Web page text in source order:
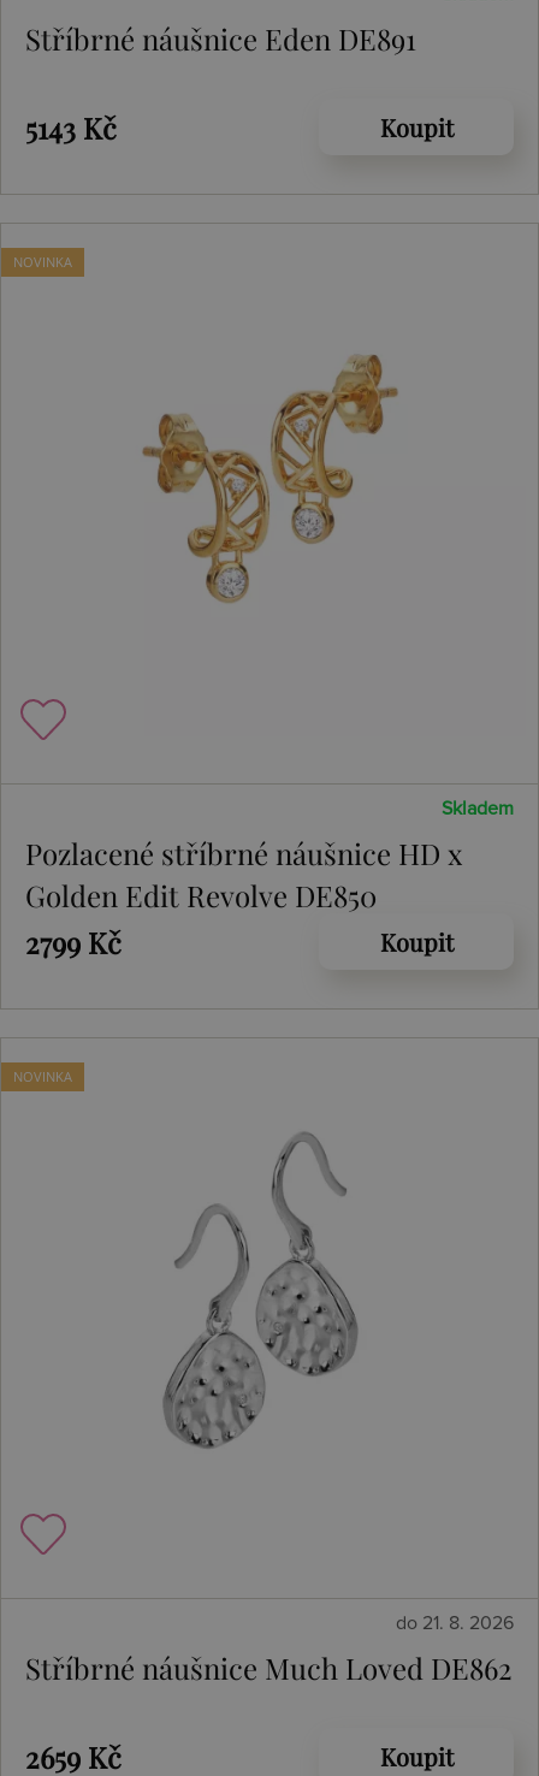
Stříbrné náušnice Eden DE891
5143 Kč Koupit
NOVINKA
Skladem
Pozlacené stříbrné náušnice HD x
Golden Edit Revolve DE850
2799 Kč
Koupit
NOVINKA
do 21. 8. 2026
Stříbrné náušnice Much Loved DE862
2659 Kč Koupit